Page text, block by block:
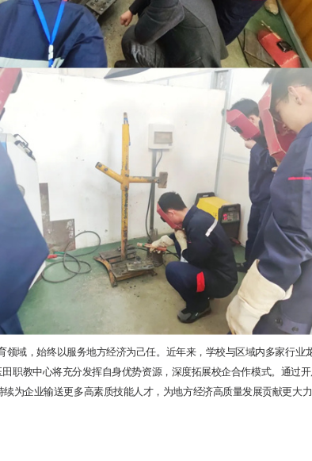
，始终以服务地方经济为己任。近年来，学校与区域内多家行业
职教中心将充分发挥自身优势资源，深度拓展校企合作模式。通过
为企业输送更多高素质技能人才，为地方经济高质量发展贡献更大力